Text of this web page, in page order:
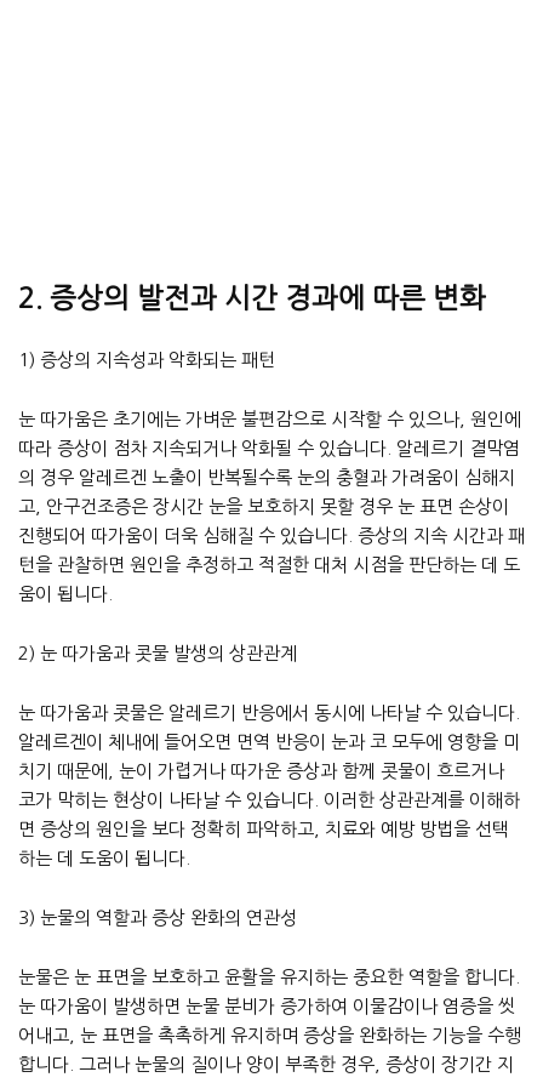
2. 증상의 발전과 시간 경과에 따른 변화
1) 증상의 지속성과 악화되는 패턴
눈 따가움은 초기에는 가벼운 불편감으로 시작할 수 있으나, 원인에
따라 증상이 점차 지속되거나 악화될 수 있습니다. 알레르기 결막염
의 경우 알레르겐 노출이 반복될수록 눈의 충혈과 가려움이 심해지
고, 안구건조증은 장시간 눈을 보호하지 못할 경우 눈 표면 손상이
진행되어 따가움이 더욱 심해질 수 있습니다. 증상의 지속 시간과 패
턴을 관찰하면 원인을 추정하고 적절한 대처 시점을 판단하는 데 도
움이 됩니다.
2) 눈 따가움과 콧물 발생의 상관관계
눈 따가움과 콧물은 알레르기 반응에서 동시에 나타날 수 있습니다.
알레르겐이 체내에 들어오면 면역 반응이 눈과 코 모두에 영향을 미
치기 때문에, 눈이 가렵거나 따가운 증상과 함께 콧물이 흐르거나
코가 막히는 현상이 나타날 수 있습니다. 이러한 상관관계를 이해하
면 증상의 원인을 보다 정확히 파악하고, 치료와 예방 방법을 선택
하는 데 도움이 됩니다.
3) 눈물의 역할과 증상 완화의 연관성
눈물은 눈 표면을 보호하고 윤활을 유지하는 중요한 역할을 합니다.
눈 따가움이 발생하면 눈물 분비가 증가하여 이물감이나 염증을 씻
어내고, 눈 표면을 촉촉하게 유지하며 증상을 완화하는 기능을 수행
합니다. 그러나 눈물의 질이나 양이 부족한 경우, 증상이 장기간 지